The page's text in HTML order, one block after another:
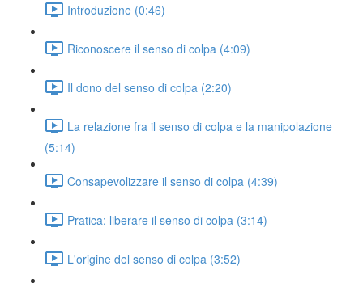
Introduzione (0:46)
Riconoscere il senso di colpa (4:09)
Il dono del senso di colpa (2:20)
La relazione fra il senso di colpa e la manipolazione
(5:14)
Consapevolizzare il senso di colpa (4:39)
Pratica: liberare il senso di colpa (3:14)
L'origine del senso di colpa (3:52)